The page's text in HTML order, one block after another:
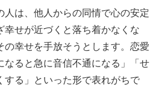
人は、他人からの同情で心の安定
幸せが近づくと落ち着かなくな
の幸せを手放そうとします。恋愛
なると急に音信不通になる」「せ
する」といった形で表れがちで